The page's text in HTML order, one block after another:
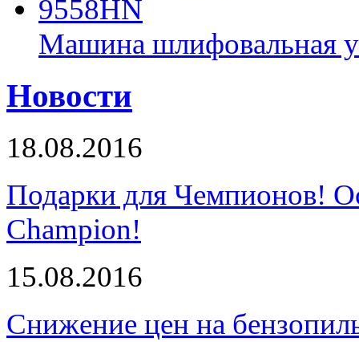
Машина шлифовальная
Новости
18.08.2016
Подарки для Чемпионов!
Champion!
15.08.2016
Снижение цен на